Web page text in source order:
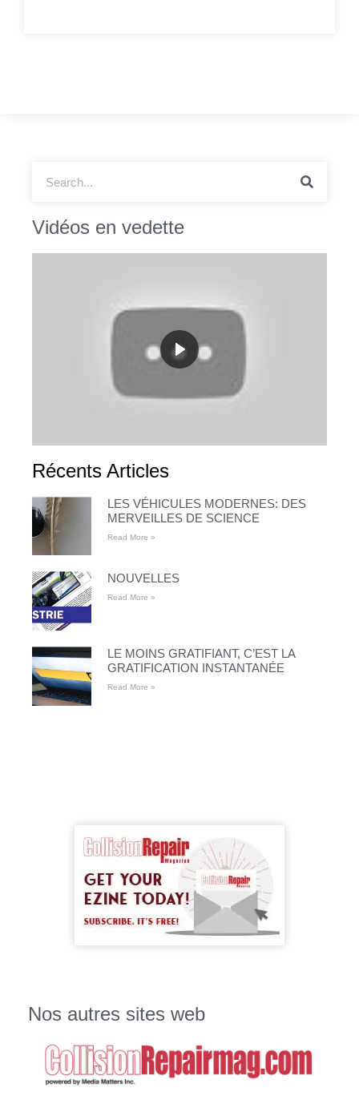
Vidéos en vedette
Récents Articles
LES VÉHICULES MODERNES: DES
MERVEILLES DE SCIENCE
Read More »
NOUVELLES
Read More »
LE MOINS GRATIFIANT, C’EST LA
GRATIFICATION INSTANTANÉE
Read More »
Nos autres sites web